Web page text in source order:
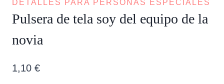
DETALLES PARA PERSONAS ESPECIALES
Pulsera de tela soy del equipo de la
novia
1,10 €